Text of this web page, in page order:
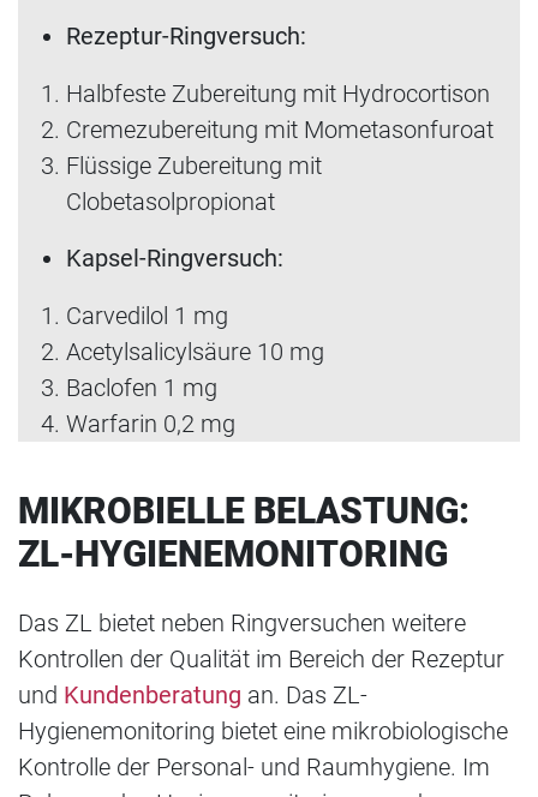
Rezeptur-Ringversuch:
Halbfeste Zubereitung mit Hydrocortison
Cremezubereitung mit Mometasonfuroat
Flüssige Zubereitung mit
Clobetasolpropionat
Kapsel-Ringversuch:
Carvedilol 1 mg
Acetylsalicylsäure 10 mg
Baclofen 1 mg
Warfarin 0,2 mg
MIKROBIELLE BELASTUNG:
ZL-HYGIENEMONITORING
Das ZL bietet neben Ringversuchen weitere
Kontrollen der Qualität im Bereich der Rezeptur
und Kundenberatung an. Das ZL-
Hygienemonitoring bietet eine mikrobiologische
Kontrolle der Personal- und Raumhygiene. Im